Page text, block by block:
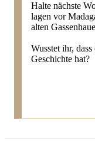
Halte nächste
lagen vor
alten
Wusstet ihr,
Geschichte hat?